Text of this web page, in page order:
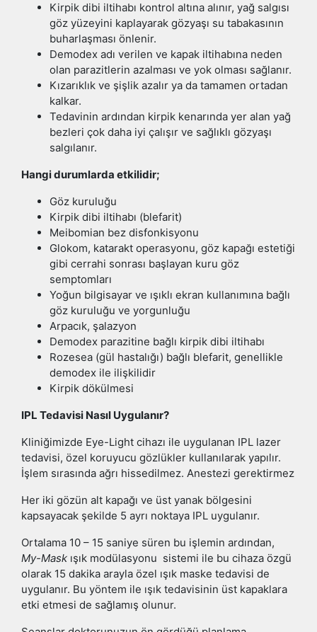
Kirpik dibi iltihabı kontrol altına alınır, yağ salgısı
göz yüzeyini kaplayarak gözyaşı su tabakasının
buharlaşması önlenir.
Demodex adı verilen ve kapak iltihabına neden
olan parazitlerin azalması ve yok olması sağlanır.
Kızarıklık ve şişlik azalır ya da tamamen ortadan
kalkar.
Tedavinin ardından kirpik kenarında yer alan yağ
bezleri çok daha iyi çalışır ve sağlıklı gözyaşı
salgılanır.
Hangi durumlarda etkilidir;
Göz kuruluğu
Kirpik dibi iltihabı (blefarit)
Meibomian bez disfonkisyonu
Glokom, katarakt operasyonu, göz kapağı estetiği
gibi cerrahi sonrası başlayan kuru göz
semptomları
Yoğun bilgisayar ve ışıklı ekran kullanımına bağlı
göz kuruluğu ve yorgunluğu
Arpacık, şalazyon
Demodex parazitine bağlı kirpik dibi iltihabı
Rozesea (gül hastalığı) bağlı blefarit, genellikle
demodex ile ilişkilidir
Kirpik dökülmesi
IPL Tedavisi Nasıl Uygulanır?
Kliniğimizde Eye-Light cihazı ile uygulanan IPL lazer
tedavisi, özel koruyucu gözlükler kullanılarak yapılır.
İşlem sırasında ağrı hissedilmez. Anestezi gerektirmez
Her iki gözün alt kapağı ve üst yanak bölgesini
kapsayacak şekilde 5 ayrı noktaya IPL uygulanır.
Ortalama 10 – 15 saniye süren bu işlemin ardından,
My-Mask ışık modülasyonu sistemi ile bu cihaza özgü
olarak 15 dakika arayla özel ışık maske tedavisi de
uygulanır. Bu yöntem ile ışık tedavisinin üst kapaklara
etki etmesi de sağlamış olunur.